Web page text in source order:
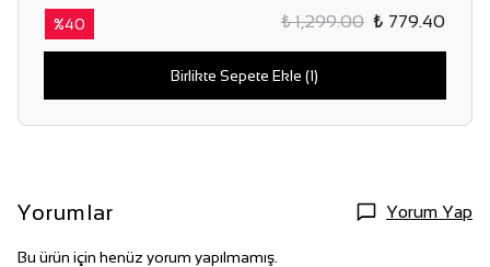
%40 ₺ 1,299.00 ₺ 779.40
Birlikte Sepete Ekle (1)
Yorumlar Yorum Yap
Bu ürün için henüz yorum yapılmamış.